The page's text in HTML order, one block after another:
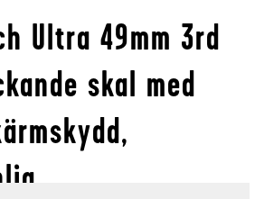
Ultra 49mm 3rd
skal med